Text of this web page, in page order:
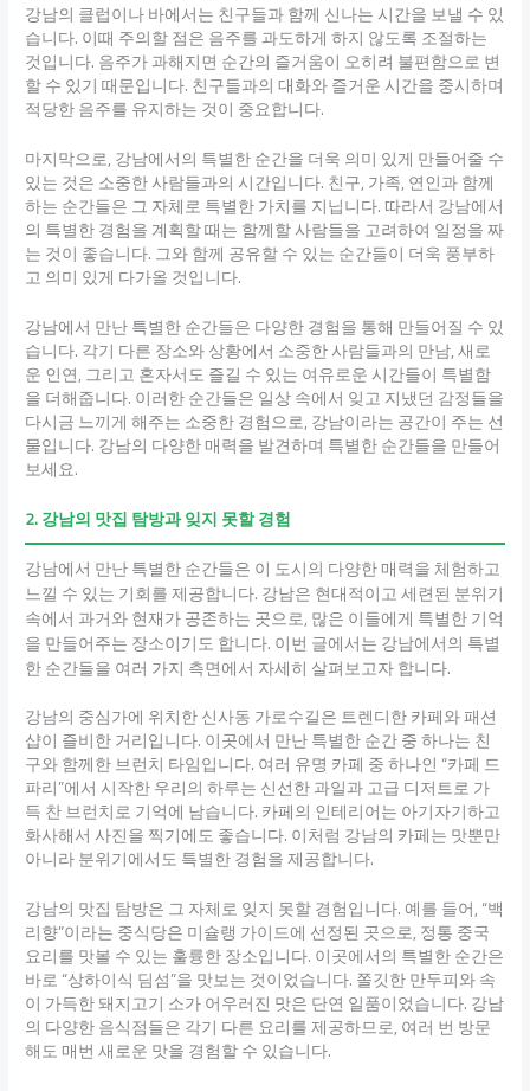
강남의 클럽이나 바에서는 친구들과 함께 신나는 시간을 보낼 수 있
습니다. 이때 주의할 점은 음주를 과도하게 하지 않도록 조절하는
것입니다. 음주가 과해지면 순간의 즐거움이 오히려 불편함으로 변
할 수 있기 때문입니다. 친구들과의 대화와 즐거운 시간을 중시하며
적당한 음주를 유지하는 것이 중요합니다.
마지막으로, 강남에서의 특별한 순간을 더욱 의미 있게 만들어줄 수
있는 것은 소중한 사람들과의 시간입니다. 친구, 가족, 연인과 함께
하는 순간들은 그 자체로 특별한 가치를 지닙니다. 따라서 강남에서
의 특별한 경험을 계획할 때는 함께할 사람들을 고려하여 일정을 짜
는 것이 좋습니다. 그와 함께 공유할 수 있는 순간들이 더욱 풍부하
고 의미 있게 다가올 것입니다.
강남에서 만난 특별한 순간들은 다양한 경험을 통해 만들어질 수 있
습니다. 각기 다른 장소와 상황에서 소중한 사람들과의 만남, 새로
운 인연, 그리고 혼자서도 즐길 수 있는 여유로운 시간들이 특별함
을 더해줍니다. 이러한 순간들은 일상 속에서 잊고 지냈던 감정들을
다시금 느끼게 해주는 소중한 경험으로, 강남이라는 공간이 주는 선
물입니다. 강남의 다양한 매력을 발견하며 특별한 순간들을 만들어
보세요.
2. 강남의 맛집 탐방과 잊지 못할 경험
강남에서 만난 특별한 순간들은 이 도시의 다양한 매력을 체험하고
느낄 수 있는 기회를 제공합니다. 강남은 현대적이고 세련된 분위기
속에서 과거와 현재가 공존하는 곳으로, 많은 이들에게 특별한 기억
을 만들어주는 장소이기도 합니다. 이번 글에서는 강남에서의 특별
한 순간들을 여러 가지 측면에서 자세히 살펴보고자 합니다.
강남의 중심가에 위치한 신사동 가로수길은 트렌디한 카페와 패션
샵이 즐비한 거리입니다. 이곳에서 만난 특별한 순간 중 하나는 친
구와 함께한 브런치 타임입니다. 여러 유명 카페 중 하나인 “카페 드
파리”에서 시작한 우리의 하루는 신선한 과일과 고급 디저트로 가
득 찬 브런치로 기억에 남습니다. 카페의 인테리어는 아기자기하고
화사해서 사진을 찍기에도 좋습니다. 이처럼 강남의 카페는 맛뿐만
아니라 분위기에서도 특별한 경험을 제공합니다.
강남의 맛집 탐방은 그 자체로 잊지 못할 경험입니다. 예를 들어, “백
리향”이라는 중식당은 미슐랭 가이드에 선정된 곳으로, 정통 중국
요리를 맛볼 수 있는 훌륭한 장소입니다. 이곳에서의 특별한 순간은
바로 “상하이식 딤섬”을 맛보는 것이었습니다. 쫄깃한 만두피와 속
이 가득한 돼지고기 소가 어우러진 맛은 단연 일품이었습니다. 강남
의 다양한 음식점들은 각기 다른 요리를 제공하므로, 여러 번 방문
해도 매번 새로운 맛을 경험할 수 있습니다.